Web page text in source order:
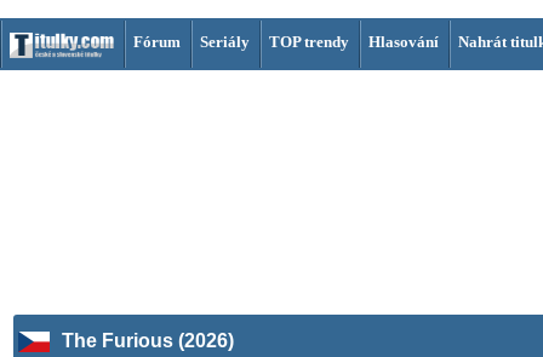
Fórum Seriály TOP trendy Hlasování Nahrát
The Furious (2026)